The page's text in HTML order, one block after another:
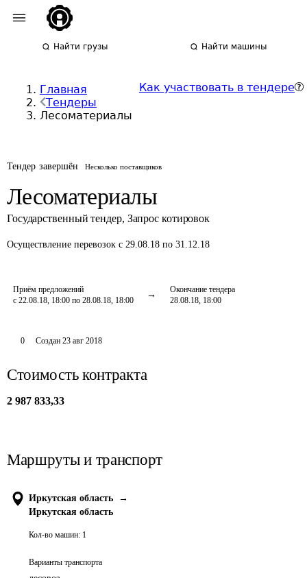
Найти грузы Найти машины
Главная
Тендеры
Лесоматериалы
Как участвовать в тендере
Тендер завершён Несколько поставщиков
Лесоматериалы
Государственный тендер, Запрос котировок
Осуществление перевозок с 29.08.18 по 31.12.18
Приём предложений
с 22.08.18, 18:00 по 28.08.18, 18:00
Окончание тендера
28.08.18, 18:00
0 Создан 23 авг 2018
Стоимость контракта
2 987 833,33
Маршруты и транспорт
Иркутская область
→
Иркутская область
Кол-во машин: 1
Варианты транспорта